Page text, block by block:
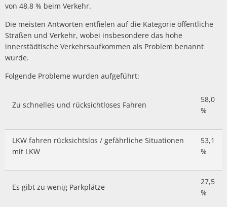
von 48,8 % beim Verkehr.
Die meisten Antworten entfielen auf die Kategorie öffentliche
Straßen und Verkehr, wobei insbesondere das hohe
innerstädtische Verkehrsaufkommen als Problem benannt
wurde.
Folgende Probleme wurden aufgeführt:
Zu schnelles und rücksichtloses Fahren
58,0
%
LKW fahren rücksichtslos / gefährliche Situationen
mit LKW
53,1
%
Es gibt zu wenig Parkplätze
27,5
%